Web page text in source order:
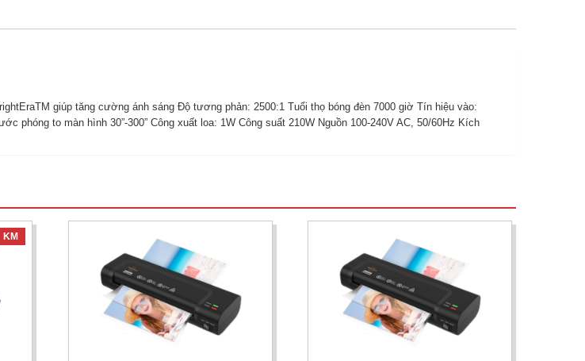
giúp tăng cường ánh sáng Độ tương phản: 2500:1 Tuổi thọ bóng đèn 7000 giờ Tín hiệu vào:
phóng to màn hình 30”-300” Công xuất loa: 1W Công suất 210W Nguồn 100-240V AC, 50/60Hz Kích
KM